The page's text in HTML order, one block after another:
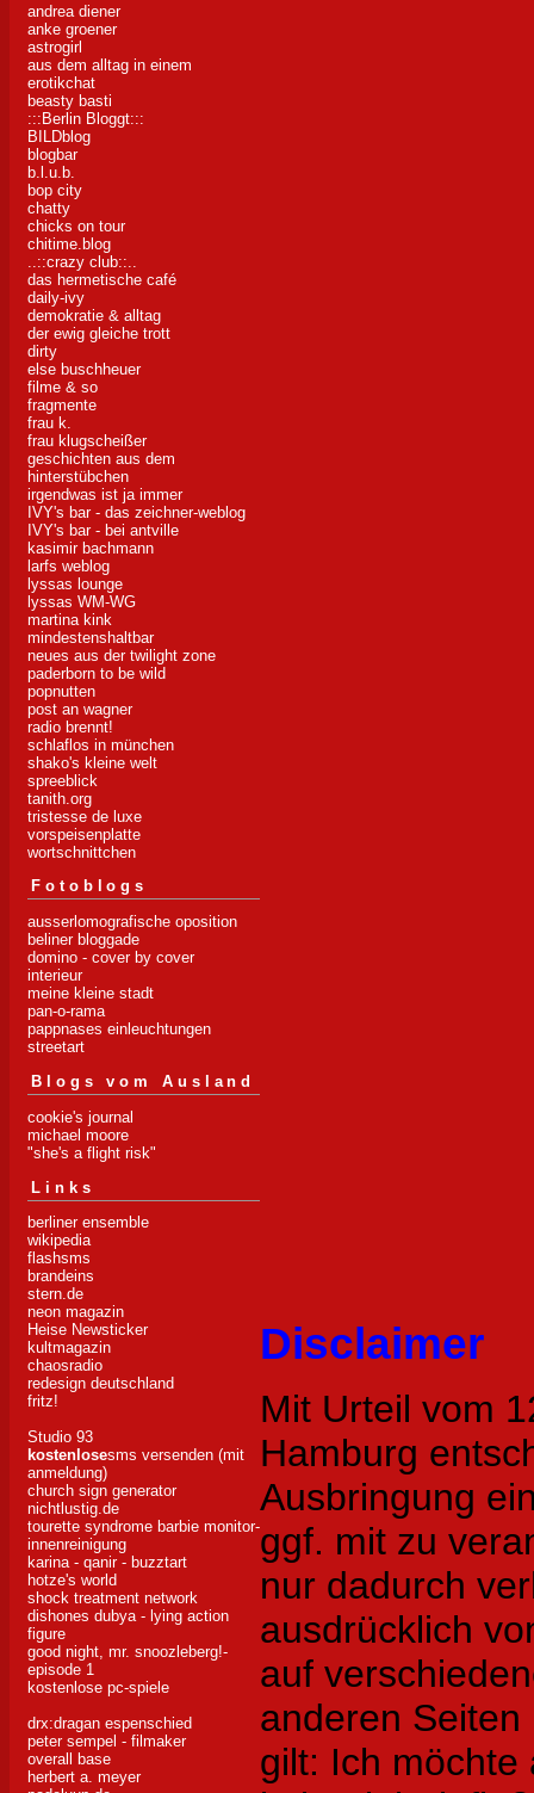
andrea diener
anke groener
astrogirl
aus dem alltag in einem
erotikchat
beasty basti
:::Berlin Bloggt:::
BILDblog
blogbar
b.l.u.b.
bop city
chatty
chicks on tour
chitime.blog
..::crazy club::..
das hermetische café
daily-ivy
demokratie & alltag
der ewig gleiche trott
dirty
else buschheuer
filme & so
fragmente
frau k.
frau klugscheißer
geschichten aus dem
hinterstübchen
irgendwas ist ja immer
IVY's bar - das zeichner-weblog
IVY's bar - bei antville
kasimir bachmann
larfs weblog
lyssas lounge
lyssas WM-WG
martina kink
mindestenshaltbar
neues aus der twilight zone
paderborn to be wild
popnutten
post an wagner
radio brennt!
schlaflos in münchen
shako's kleine welt
spreeblick
tanith.org
tristesse de luxe
vorspeisenplatte
wortschnittchen
Fotoblogs
ausserlomografische oposition
beliner bloggade
domino - cover by cover
interieur
meine kleine stadt
pan-o-rama
pappnases einleuchtungen
streetart
Blogs vom Ausland
cookie's journal
michael moore
"she's a flight risk"
Links
berliner ensemble
wikipedia
flashsms
brandeins
stern.de
neon magazin
Heise Newsticker
kultmagazin
chaosradio
redesign deutschland
fritz!
Studio 93
kostenlosesms versenden (mit
anmeldung)
church sign generator
nichtlustig.de
tourette syndrome barbie monitor-
innenreinigung
karina - qanir - buzztart
hotze's world
shock treatment network
dishones dubya - lying action
figure
good night, mr. snoozleberg!-
episode 1
kostenlose pc-spiele
drx:dragan espenschied
peter sempel - filmaker
overall base
herbert a. meyer
Disclaimer
Mit Urteil vom
Hamburg
Ausbringung
ggf. mit zu
nur dadurch
ausdrücklich
auf
anderen
gilt: Ich möchte